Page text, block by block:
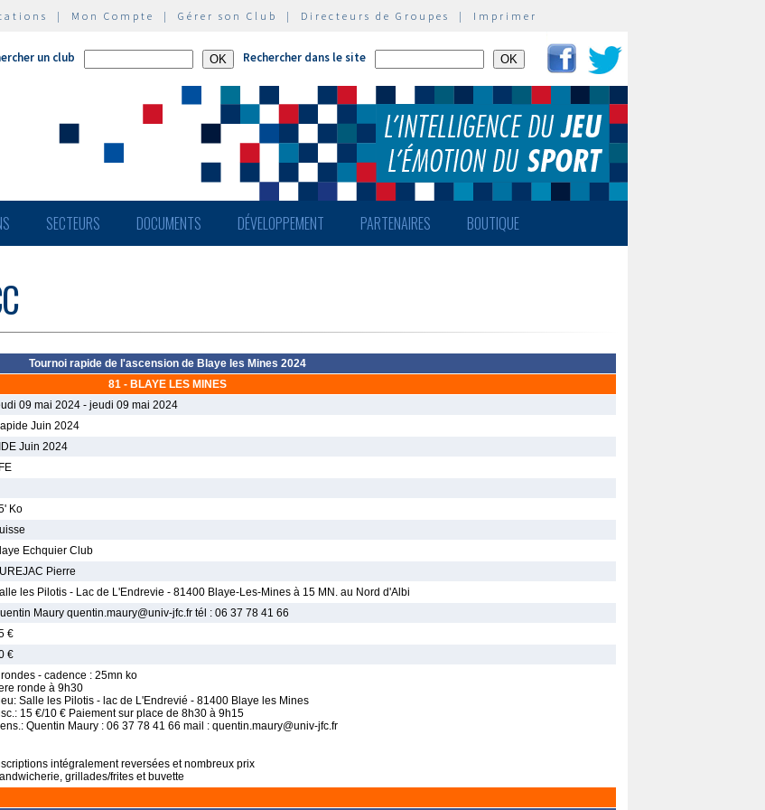
| Mon Compte | Gérer son Club | Directeurs de Groupes | Imprimer
un club Rechercher dans le site
SECTEURS DOCUMENTS DÉVELOPPEMENT PARTENAIRES BOUTIQUE
Tournoi rapide de l'ascension de Blaye les Mines 2024
81 - BLAYE LES MINES
09 mai 2024 - jeudi 09 mai 2024
Juin 2024
Juin 2024
Ko
Echquier Club
Pierre
les Pilotis - Lac de L'Endrevie - 81400 Blaye-Les-Mines à 15 MN. au Nord d'Albi
Maury quentin.maury@univ-jfc.fr tél : 06 37 78 41 66
€
€
- cadence : 25mn ko
ronde à 9h30
Salle les Pilotis - lac de L'Endrevié - 81400 Blaye les Mines
15 €/10 € Paiement sur place de 8h30 à 9h15
Quentin Maury : 06 37 78 41 66 mail : quentin.maury@univ-jfc.fr
intégralement reversées et nombreux prix
grillades/frites et buvette